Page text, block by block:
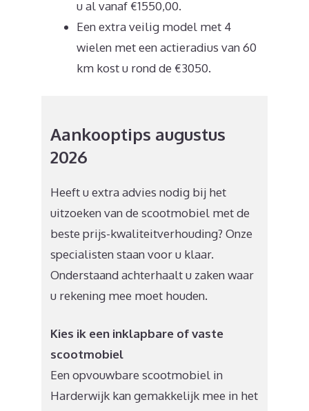
u al vanaf €1550,00.
Een extra veilig model met 4
wielen met een actieradius van 60
km kost u rond de €3050.
Aankooptips augustus
2026
Heeft u extra advies nodig bij het
uitzoeken van de scootmobiel met de
beste prijs-kwaliteitverhouding? Onze
specialisten staan voor u klaar.
Onderstaand achterhaalt u zaken waar
u rekening mee moet houden.
Kies ik een inklapbare of vaste
scootmobiel
Een opvouwbare scootmobiel in
Harderwijk kan gemakkelijk mee in het